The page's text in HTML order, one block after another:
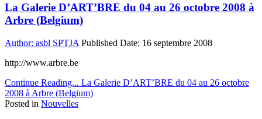
La Galerie D’ART’BRE du 04 au 26 octobre 2008 à
Arbre (Belgium)
Author: asbl SPTJA Published Date: 16 septembre 2008
http://www.arbre.be
Continue Reading... La Galerie D’ART’BRE du 04 au 26 octobre
2008 à Arbre (Belgium)
Posted in Nouvelles